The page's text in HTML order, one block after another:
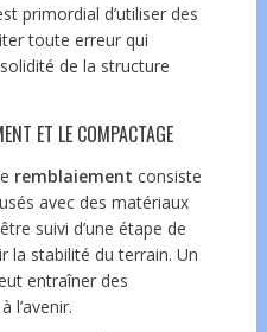
primordial d’utiliser des
toute erreur qui
de la structure
ET LE COMPACTAGE
remblaiement consiste
avec des matériaux
suivi d’une étape de
la stabilité du terrain. Un
entraîner des
l’avenir.